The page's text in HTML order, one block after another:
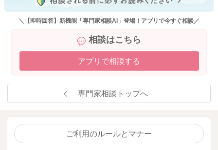
＼【即時回答】新機能「専門家相談AI」登場！アプリで今すぐ相談／
相談はこちら
アプリで相談する
専門家相談トップへ
ご利用のルールとマナー